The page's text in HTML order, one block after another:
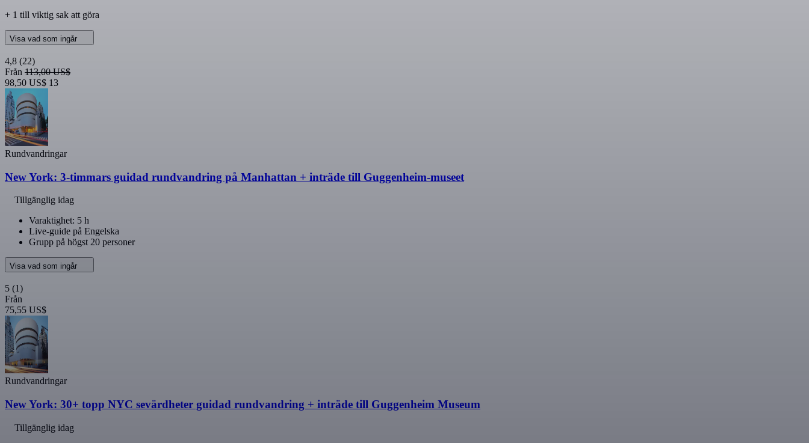
+ 1 till viktig sak att göra
Visa vad som ingår
4,8 (22)
Från 113,00 US$
98,50 US$ 13
Rundvandringar
New York: 3-timmars guidad rundvandring på Manhattan + inträde till Guggenheim-museet
Tillgänglig idag
Varaktighet: 5 h
Live-guide på Engelska
Grupp på högst 20 personer
Visa vad som ingår
5 (1)
Från
75,55 US$
Rundvandringar
New York: 30+ topp NYC sevärdheter guidad rundvandring + inträde till Guggenheim Museum
Tillgänglig idag